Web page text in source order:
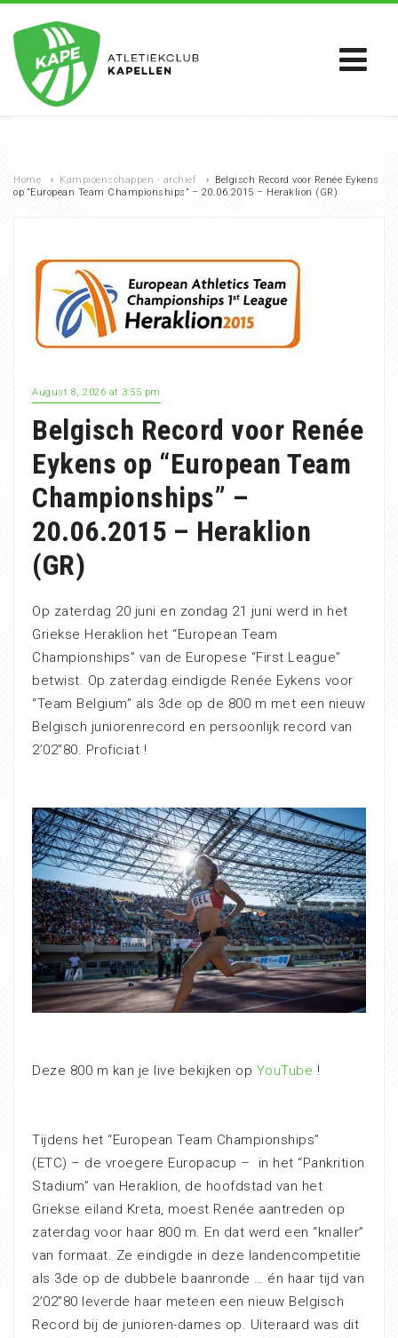
Home › Kampioenschappen - archief › Belgisch Record voor Renée Eykens
op “European Team Championships” – 20.06.2015 – Heraklion (GR)
August 8, 2026 at 3:55 pm
Belgisch Record voor Renée
Eykens op “European Team
Championships” –
20.06.2015 – Heraklion
(GR)
Op zaterdag 20 juni en zondag 21 juni werd in het
Griekse Heraklion het “European Team
Championships” van de Europese “First League”
betwist. Op zaterdag eindigde Renée Eykens voor
“Team Belgium” als 3de op de 800 m met een nieuw
Belgisch juniorenrecord en persoonlijk record van
2’02″80. Proficiat !
Deze 800 m kan je live bekijken op YouTube !
Tijdens het “European Team Championships”
(ETC) – de vroegere Europacup – in het “Pankrition
Stadium” van Heraklion, de hoofdstad van het
Griekse eiland Kreta, moest Renée aantreden op
zaterdag voor haar 800 m. En dat werd een “knaller”
van formaat. Ze eindigde in deze landencompetitie
als 3de op de dubbele baanronde … én haar tijd van
2’02″80 leverde haar meteen een nieuw Belgisch
Record bij de junioren-dames op. Uiteraard was dit